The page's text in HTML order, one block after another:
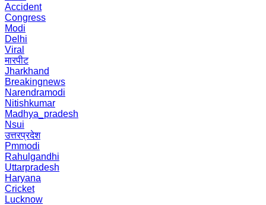
Accident
Congress
Modi
Delhi
Viral
मारपीट
Jharkhand
Breakingnews
Narendramodi
Nitishkumar
Madhya_pradesh
Nsui
उत्तरप्रदेश
Pmmodi
Rahulgandhi
Uttarpradesh
Haryana
Cricket
Lucknow